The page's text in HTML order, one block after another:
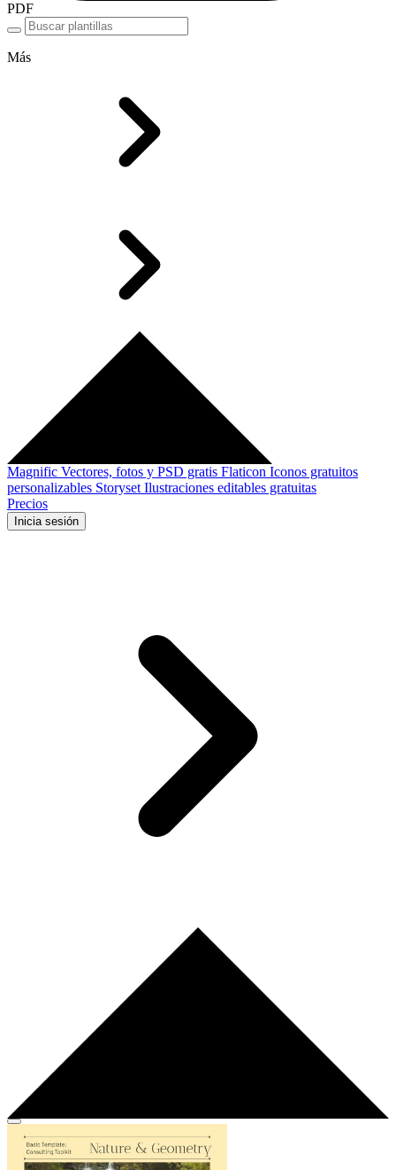
PDF
Más
Magnific Vectores, fotos y PSD gratis Flaticon Iconos gratuitos
personalizables Storyset Ilustraciones editables gratuitas
Precios
Inicia sesión